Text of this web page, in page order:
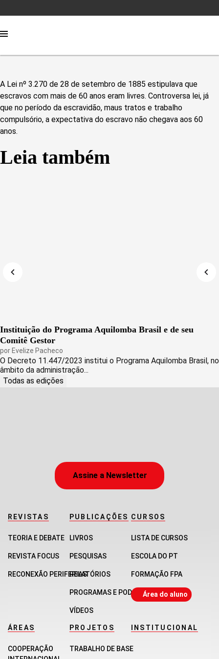
A Lei nº 3.270 de 28 de setembro de 1885 estipulava que
escravos com mais de 60 anos eram livres. Controversa lei, já
que no período da escravidão, maus tratos e trabalho
compulsório, a expectativa do escravo não chegava aos 60
anos.
Leia também
Instituição do Programa Aquilomba Brasil e de seu
Comitê Gestor
por Evelize Pacheco
O Decreto 11.447/2023 institui o Programa Aquilomba Brasil, no
âmbito da administração...
Todas as edições
Assine a Newsletter
REVISTAS
TEORIA E DEBATE
REVISTA FOCUS
RECONEXÃO PERIFERIAS
PUBLICAÇÕES
LIVROS
PESQUISAS
RELATÓRIOS
PROGRAMAS E PODCASTS
VÍDEOS
CURSOS
LISTA DE CURSOS
ESCOLA DO PT
FORMAÇÃO FPA
Área do aluno
ÁREAS
COOPERAÇÃO
PROJETOS
TRABALHO DE BASE
INSTITUCIONAL